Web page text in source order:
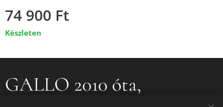
74 900 Ft
Készleten
GALLO 2010 óta,